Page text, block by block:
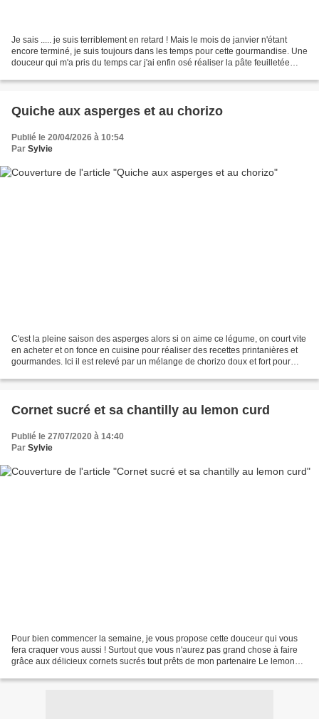
Je sais ..... je suis terriblement en retard ! Mais le mois de janvier n'étant
encore terminé, je suis toujours dans les temps pour cette gourmandise. Une
douceur qui m'a pris du temps car j'ai enfin osé réaliser la pâte feuilletée
Quiche aux asperges et au chorizo
Publié le 20/04/2026 à 10:54
Par Sylvie
C'est la pleine saison des asperges alors si on aime ce légume, on court vite
en acheter et on fonce en cuisine pour réaliser des recettes printanières et
gourmandes. Ici il est relevé par un mélange de chorizo doux et fort pour
Cornet sucré et sa chantilly au lemon curd
Publié le 27/07/2020 à 14:40
Par Sylvie
Pour bien commencer la semaine, je vous propose cette douceur qui vous
fera craquer vous aussi ! Surtout que vous n'aurez pas grand chose à faire
grâce aux délicieux cornets sucrés tout prêts de mon partenaire Le lemon